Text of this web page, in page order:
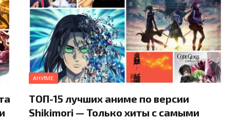
АНИМЕ
ТОП-15 лучших аниме по версии
Shikimori — Только хиты с самыми